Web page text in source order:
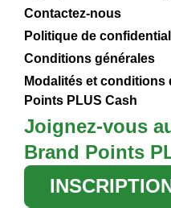
Contactez-nous
Politique de
Conditions générales
Modalités et conditions
Points PLUS Cash
Joignez-vous
Brand Points